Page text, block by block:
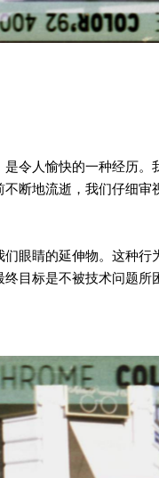
令人愉快的一种经历。
断地流逝，我们仔细审
眼睛的延伸物。这种行
目标是不被技术问题所